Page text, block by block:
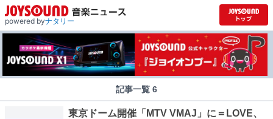
powered byナタリー
記事一覧 6
東京ドーム開催「MTV VMAJ」に＝LOVE、